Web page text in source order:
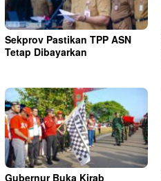
Sekprov Pastikan TPP ASN
Tetap Dibayarkan
Gubernur Buka Kirab